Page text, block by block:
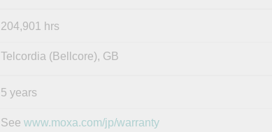
204,901 hrs
Telcordia (Bellcore), GB
5 years
See www.moxa.com/jp/warranty